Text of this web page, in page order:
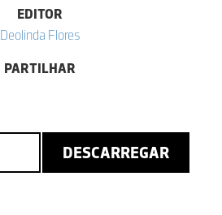
EDITOR
Deolinda Flores
PARTILHAR
DESCARREGAR